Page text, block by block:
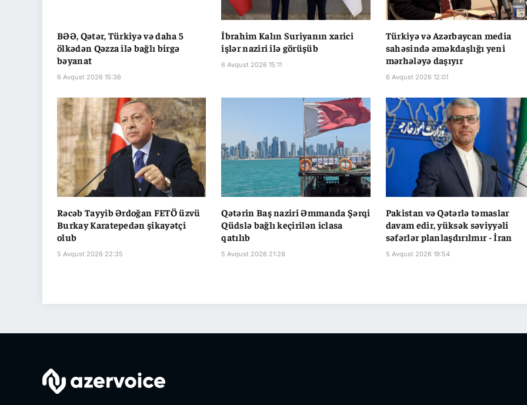
BƏƏ, Qətər, Türkiyə və daha 5
ölkədən Qəzza ilə bağlı birgə
bəyanat
6 Avqust 2026 15:36
İbrahim Kalın Suriyanın xarici
işlər naziri ilə görüşüb
6 Avqust 2026 15:11
Türkiyə və Azərbaycan media
sahəsində əməkdaşlığı yeni
mərhələyə daşıyır
6 Avqust 2026 12:01
Rəcəb Tayyib Ərdoğan FETÖ üzvü
Burkay Karatepedən şikayətçi
olub
5 Avqust 2026 22:35
Qətərin Baş naziri Əmmanda Şərqi
Qüdslə bağlı keçirilən iclasa
qatılıb
5 Avqust 2026 21:28
Pakistan və Qətərlə təmaslar
davam edir, yüksək səviyyəli
səfərlər planlaşdırılmır - İran
5 Avqust 2026 19:54